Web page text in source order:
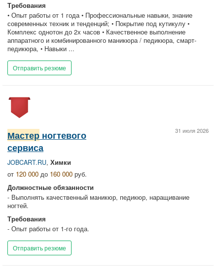
Требования
• Опыт работы от 1 года • Профессиональные навыки, знание
современных техник и тенденций; • Покрытие под кутикулу •
Комплекс однотон до 2х часов • Качественное выполнение
аппаратного и комбинированного маникюра / педикюра, смарт-
педикюра, • Навыки ...
Отправить резюме
31 июля 2026
Мастер ногтевого
сервиса
JOBCART.RU, Химки
от 120 000 до 160 000 руб.
Должностные обязанности
- Выполнять качественный маникюр, педикюр, наращивание
ногтей.
Требования
- Опыт работы от 1-го года.
Отправить резюме